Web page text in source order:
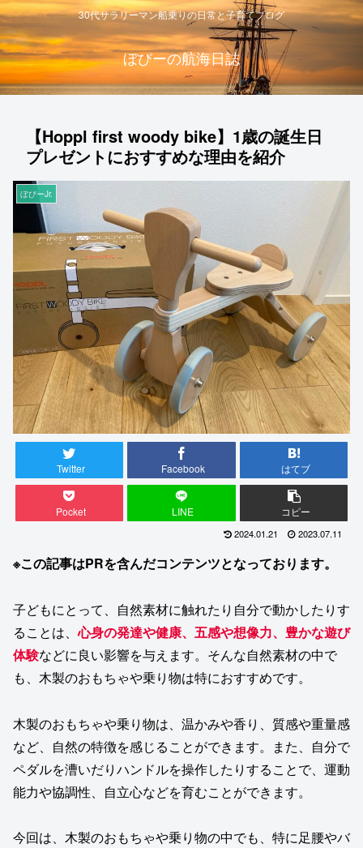
30代サラリーマン船乗りの日常と子育てブログ
ぼびーの航海日誌
【Hoppl first woody bike】1歳の誕生日
プレゼントにおすすめな理由を紹介
ぼびーJr.
Twitter Facebook はてブ
Pocket LINE コピー
2024.01.21 2023.07.11
※この記事はPRを含んだコンテンツとなっております。
子どもにとって、自然素材に触れたり自分で動かしたりす
ることは、心身の発達や健康、五感や想像力、豊かな遊び
体験などに良い影響を与えます。そんな自然素材の中で
も、木製のおもちゃや乗り物は特におすすめです。
木製のおもちゃや乗り物は、温かみや香り、質感や重量感
など、自然の特徴を感じることができます。また、自分で
ペダルを漕いだりハンドルを操作したりすることで、運動
能力や協調性、自立心などを育むことができます。
今回は、木製のおもちゃや乗り物の中でも、特に足腰やバ